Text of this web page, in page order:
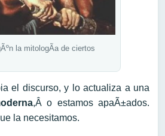
la mitologÃ­a de ciertos
el discurso, y lo actualiza a una
,Â o estamos apaÃ±ados.
la necesitamos.